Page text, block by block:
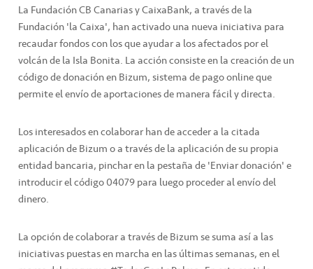
La Fundación CB Canarias y CaixaBank, a través de la
Fundación 'la Caixa', han activado una nueva iniciativa para
recaudar fondos con los que ayudar a los afectados por el
volcán de la Isla Bonita. La acción consiste en la creación de un
código de donación en Bizum, sistema de pago online que
permite el envío de aportaciones de manera fácil y directa.
Los interesados en colaborar han de acceder a la citada
aplicación de Bizum o a través de la aplicación de su propia
entidad bancaria, pinchar en la pestaña de 'Enviar donación' e
introducir el código 04079 para luego proceder al envío del
dinero.
La opción de colaborar a través de Bizum se suma así a las
iniciativas puestas en marcha en las últimas semanas, en el